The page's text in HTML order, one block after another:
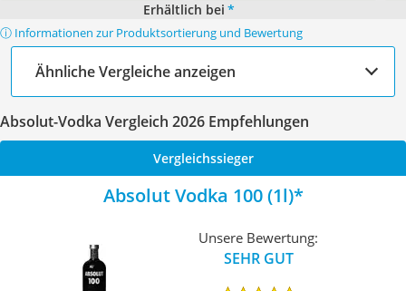
Erhältlich bei *
ⓘ Informationen zur Produktsortierung und Bewertung
Ähnliche Vergleiche anzeigen
Absolut-Vodka Vergleich 2026 Empfehlungen
Vergleichssieger
Absolut Vodka 100 (1l)
Unsere Bewertung:
SEHR GUT